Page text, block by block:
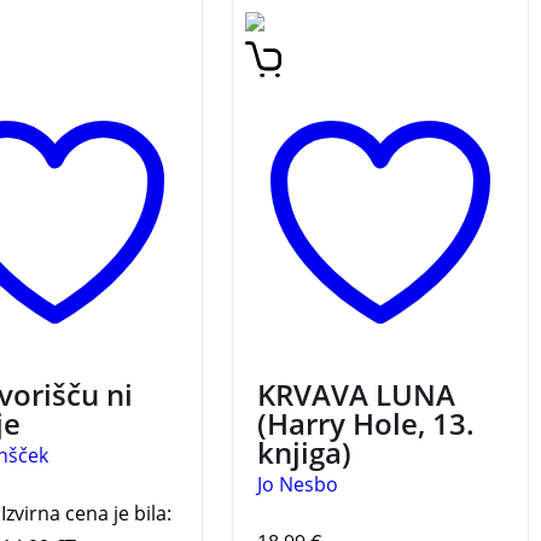
Ferija Lainščka z
Polone Lovšin
Krajnčan.NA
NI OGRAJE
ni
Izvirna cena je bila:
Krvava luna je že trinajsta
knjiga iz zelo uspešne
njej se trmasti policijski
inšpektor, ki genialno
razpleta zgodbe in se
obenem nenehno bori z
lastnimi demoni, vrača v
odlični formi.
KRVAVA
LUNA (Harry Hole, 13.
knjiga) JO NESBO
KRVAVA LUNA
(Harry Hole, 13.
knjiga)
Jo Nesbo